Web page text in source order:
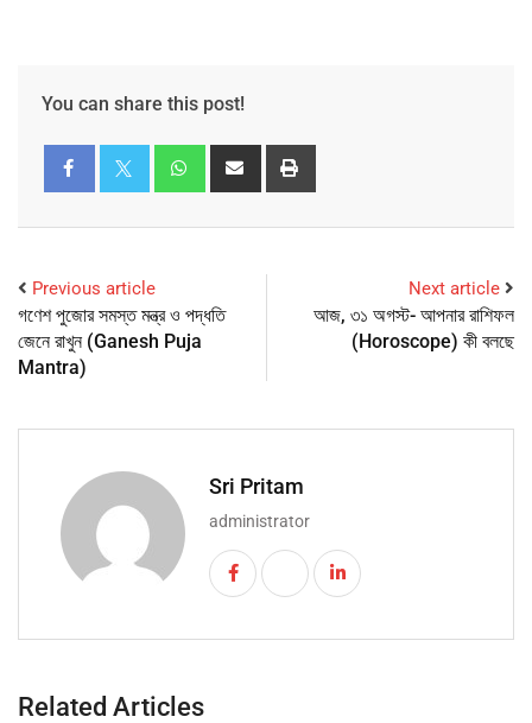
You can share this post!
Previous article
গণেশ পুজোর সমস্ত মন্ত্র ও পদ্ধতি
জেনে রাখুন (Ganesh Puja
Mantra)
Next article
আজ, ৩১ অগস্ট- আপনার রাশিফল
(Horoscope) কী বলছে
Sri Pritam
administrator
Related Articles